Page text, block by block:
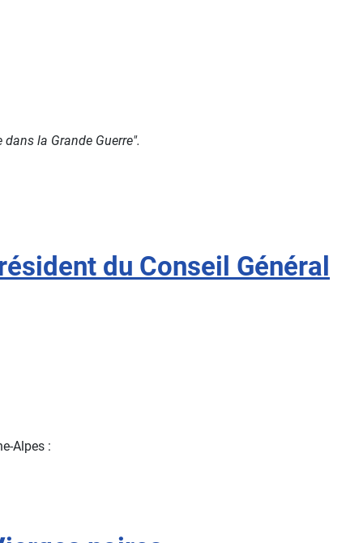
la Grande Guerre".
du Conseil Général
Alpes :